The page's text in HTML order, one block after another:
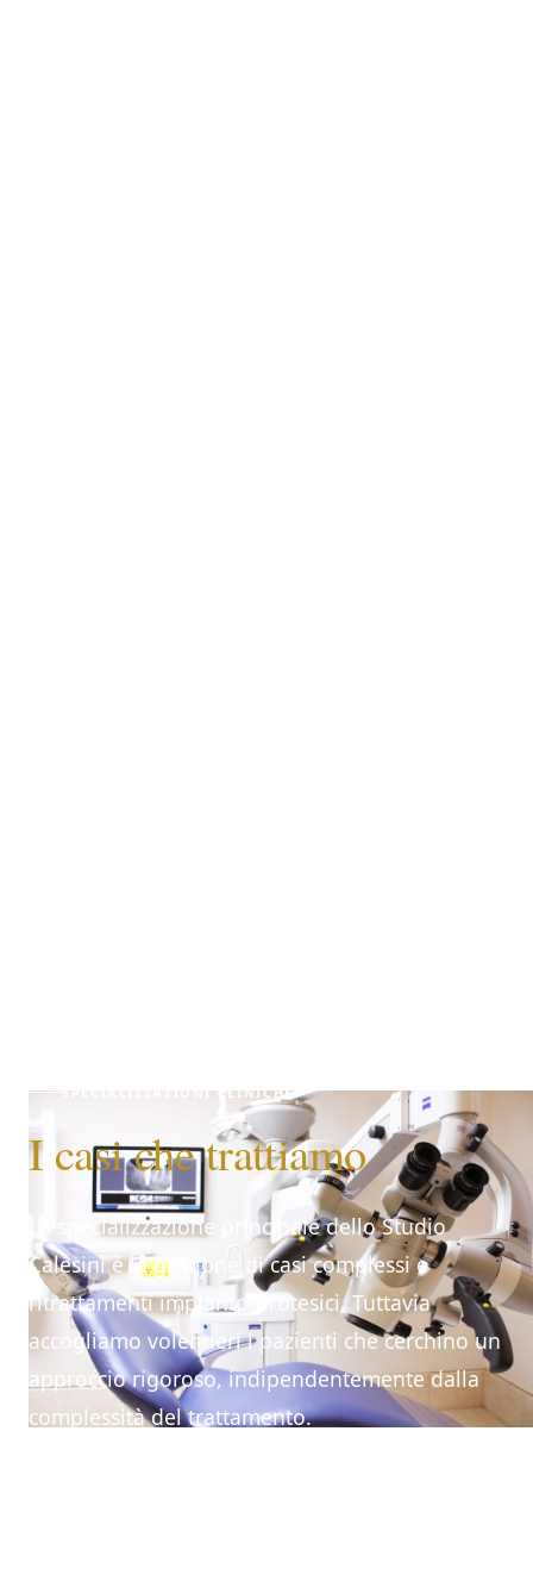
SPECIALIZZAZIONI CLINICHE
I casi che trattiamo
La specializzazione principale dello Studio
Calesini è la gestione di casi complessi e
ritrattamenti implanto-protesici. Tuttavia
accogliamo volentieri i pazienti che cerchino un
approccio rigoroso, indipendentemente dalla
complessità del trattamento.